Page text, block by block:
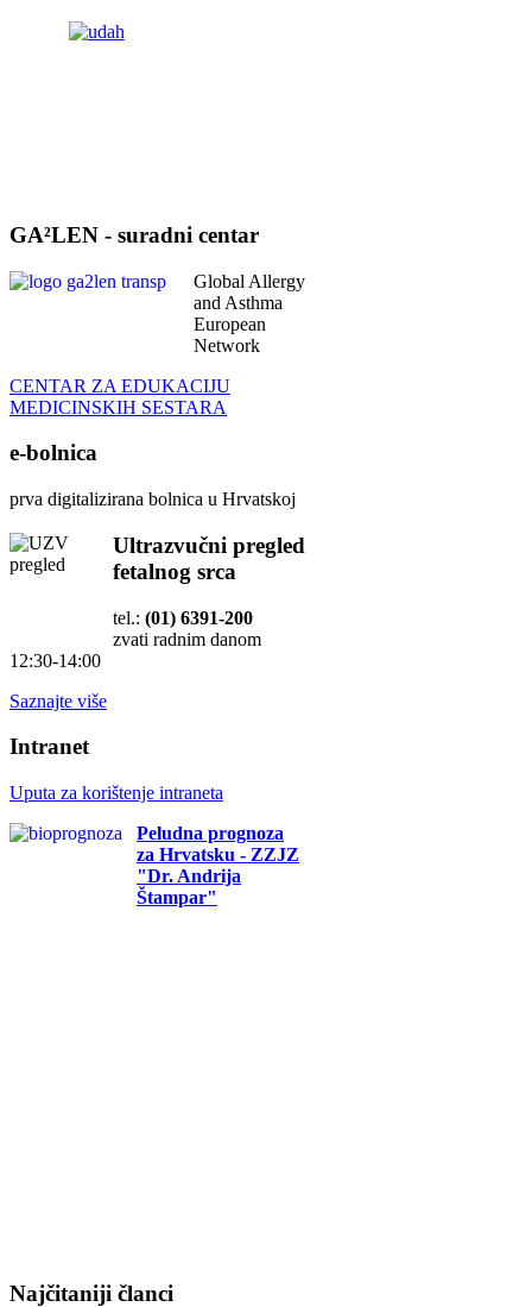
GA²LEN - suradni centar
Global Allergy
and Asthma
European
Network
CENTAR ZA EDUKACIJU
MEDICINSKIH SESTARA
e-bolnica
prva digitalizirana bolnica u Hrvatskoj
Ultrazvučni pregled
fetalnog srca
tel.: (01) 6391-200
zvati radnim danom
12:30-14:00
Saznajte više
Intranet
Uputa za korištenje intraneta
Peludna prognoza
za Hrvatsku - ZZJZ
"Dr. Andrija
Štampar"
Najčitaniji članci